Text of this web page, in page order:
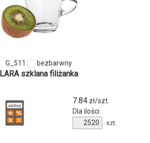
produktu
G_511
G_511 bezbarwny
szklana filiżanka
7.84zł/szt.
Dla ilości:
Ilość
produktu
szt.